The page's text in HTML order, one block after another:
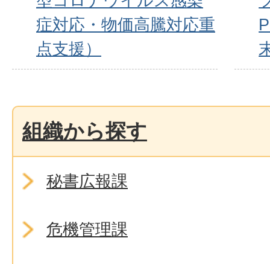
症対応・物価高騰対応重
点支援）
組織から探す
秘書広報課
危機管理課